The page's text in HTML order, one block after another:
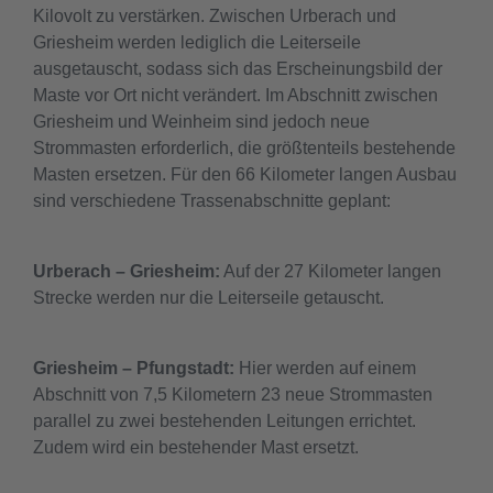
Kilovolt zu verstärken. Zwischen Urberach und
Griesheim werden lediglich die Leiterseile
ausgetauscht, sodass sich das Erscheinungsbild der
Maste vor Ort nicht verändert. Im Abschnitt zwischen
Griesheim und Weinheim sind jedoch neue
Strommasten erforderlich, die größtenteils bestehende
Masten ersetzen. Für den 66 Kilometer langen Ausbau
sind verschiedene Trassenabschnitte geplant:
Urberach – Griesheim: Auf der 27 Kilometer langen
Strecke werden nur die Leiterseile getauscht.
Griesheim – Pfungstadt: Hier werden auf einem
Abschnitt von 7,5 Kilometern 23 neue Strommasten
parallel zu zwei bestehenden Leitungen errichtet.
Zudem wird ein bestehender Mast ersetzt.